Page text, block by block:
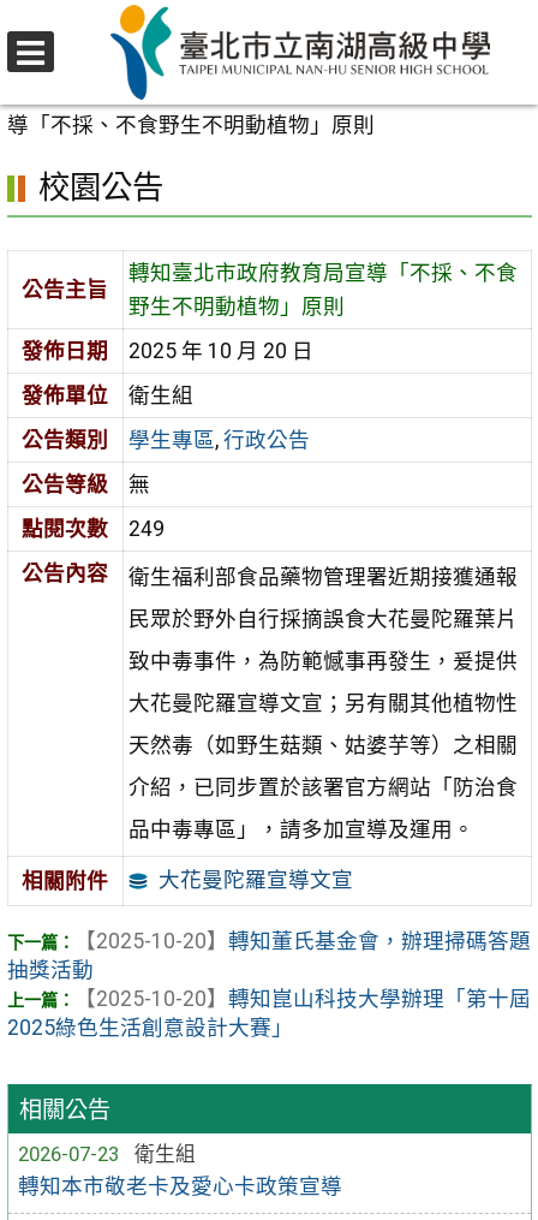
至
要
區
校園公告
導「不採、不食野生不明動植物」原則
相關公告
2026-07-23
衛生組
轉知本市敬老卡及愛心卡政策宣導
校園公告
公告主旨
轉知臺北市政府教育局宣導「不採、不食
野生不明動植物」原則
發佈日期
2025 年 10 月 20 日
發佈單位
衛生組
公告類別
學生專區, 行政公告
公告等級
無
點閱次數
249
公告內容
衛生福利部食品藥物管理署近期接獲通報
民眾於野外自行採摘誤食大花曼陀羅葉片
致中毒事件，為防範憾事再發生，爰提供
大花曼陀羅宣導文宣；另有關其他植物性
天然毒（如野生菇類、姑婆芋等）之相關
介紹，已同步置於該署官方網站「防治食
品中毒專區」，請多加宣導及運用。
相關附件 大花曼陀羅宣導文宣
【2025-10-20】 轉知董氏基金會，辦理掃碼答題
抽獎活動
【2025-10-20】 轉知崑山科技大學辦理「第十屆
2025綠色生活創意設計大賽」
選
單